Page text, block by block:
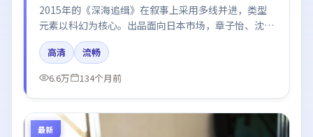
2015年的《深海追缉》在叙事上采用多线并进，类型
元素以科幻为核心。出品面向日本市场，章子怡、沈
腾、肖战所饰角色推动关键反转，结尾留白引发讨论。
高清
流畅
6.6万
134个月前
最新